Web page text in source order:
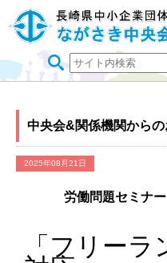
中央会&関係機関からの
2025年08月21日
労働問題セミナ
「フリー